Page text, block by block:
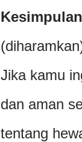
Jika kamu
dan aman
tentang